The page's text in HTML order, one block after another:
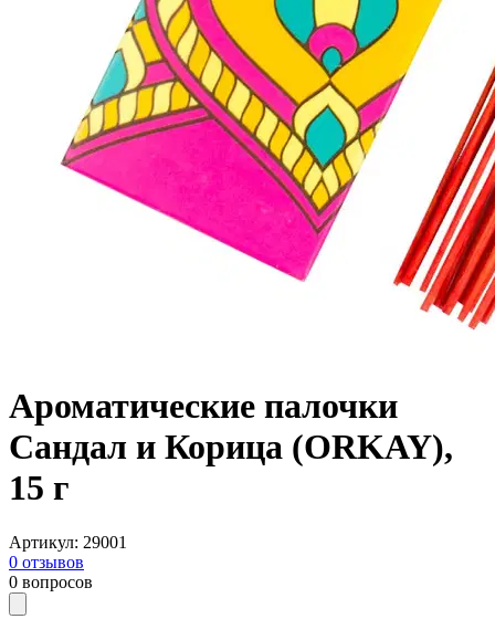
Ароматические палочки
Сандал и Корица (ORKAY),
15 г
Артикул: 29001
0 отзывов
0 вопросов